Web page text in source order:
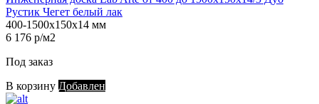
Рустик Чегет белый лак
400-1500х150х14 мм
6 176 р/м2
Под заказ
В корзину Добавлен